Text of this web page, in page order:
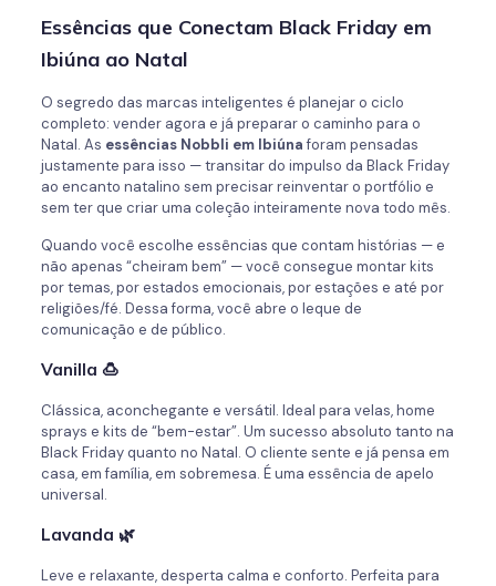
Essências que Conectam Black Friday em
Ibiúna ao Natal
O segredo das marcas inteligentes é planejar o ciclo
completo: vender agora e já preparar o caminho para o
Natal. As essências Nobbli em Ibiúnaforam pensadas
justamente para isso — transitar do impulso da Black Friday
ao encanto natalino sem precisar reinventar o portfólio e
sem ter que criar uma coleção inteiramente nova todo mês.
Quando você escolhe essências que contam histórias — e
não apenas “cheiram bem” — você consegue montar kits
por temas, por estados emocionais, por estações e até por
religiões/fé. Dessa forma, você abre o leque de
comunicação e de público.
Vanilla 🍮
Clássica, aconchegante e versátil. Ideal para velas, home
sprays e kits de “bem-estar”. Um sucesso absoluto tanto na
Black Friday quanto no Natal. O cliente sente e já pensa em
casa, em família, em sobremesa. É uma essência de apelo
universal.
Lavanda 🌿
Leve e relaxante, desperta calma e conforto. Perfeita para